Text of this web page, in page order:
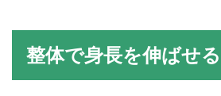
整体で身長を伸ばせ